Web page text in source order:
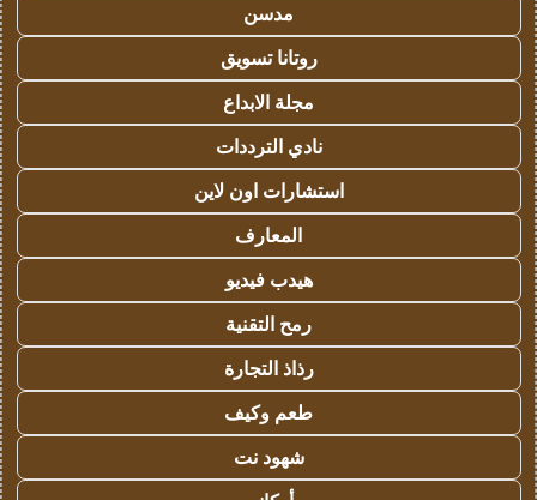
مدسن
روتانا تسويق
مجلة الابداع
نادي الترددات
استشارات اون لاين
المعارف
هيدب فيديو
رمح التقنية
رذاذ التجارة
طعم وكيف
شهود نت